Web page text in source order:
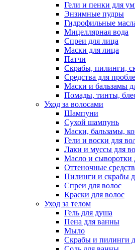
Гели и пенки для
Энзимные пудры
Гидрофильные
Мицеллярная вода
Спреи для лица
Маски для лица
Патчи
Скрабы, пилинги,
Средства для
Маски и бальзамы
Помады, тинты,
Уход за волосами
Шампуни
Сухой шампунь
Маски, бальзамы,
Гели и воски для
Лаки и муссы для
Масло и сыворотки
Оттеночные
Пилинги и скрабы
Спреи для волос
Краски для волос
Уход за телом
Гель для душа
Пена для ванны
Мыло
Скрабы и пилинги